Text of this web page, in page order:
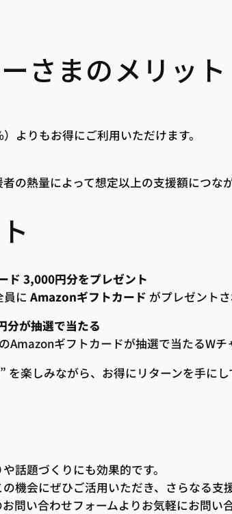
さまのメリット
りもお得にご利用いただけます。
の熱量によって想定以上の支援額につな
ド 3,000円分をプレゼント
員に Amazonギフトカード がプレゼントさ
分が抽選で当たる
ギフトカードが抽選で当たるWチ
楽しみながら、お得にリターンを手にし
話題づくりにも効果的です。
機会にぜひご活用いただき、さらなる
問い合わせフォームよりお気軽にお問い